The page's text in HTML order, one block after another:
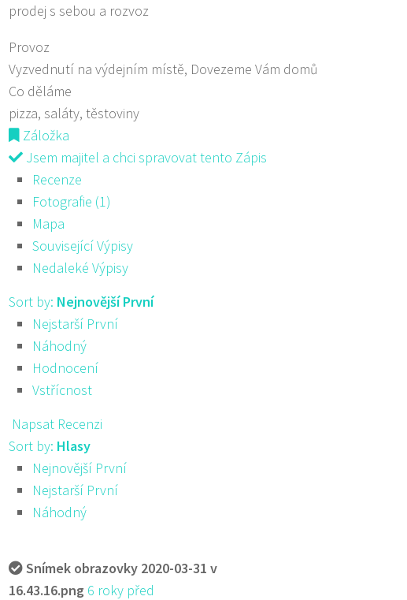
prodej s sebou a rozvoz
Provoz
Vyzvednutí na výdejním místě, Dovezeme Vám domů
Co děláme
pizza, saláty, těstoviny
Záložka
Jsem majitel a chci spravovat tento Zápis
Recenze
Fotografie (1)
Mapa
Související Výpisy
Nedaleké Výpisy
Sort by: Nejnovější První
Nejstarší První
Náhodný
Hodnocení
Vstřícnost
Napsat Recenzi
Sort by: Hlasy
Nejnovější První
Nejstarší První
Náhodný
Snímek obrazovky 2020-03-31 v
16.43.16.png 6 roky před